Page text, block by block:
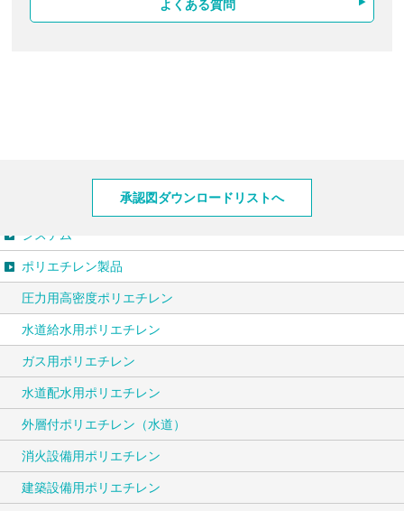
よくある質問
承認図ダウンロードリストへ
システム
ポリエチレン製品
圧力用高密度ポリエチレン
水道給水用ポリエチレン
ガス用ポリエチレン
水道配水用ポリエチレン
外層付ポリエチレン（水道）
消火設備用ポリエチレン
建築設備用ポリエチレン